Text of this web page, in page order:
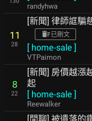
randyhwa
11
28
[新聞] 律師誆騙
已刪文
[ home-sale ]
VTPaimon
8
22
[新聞] 房價越漲
起
[ home-sale ]
Reewalker
[閒聊] 被遺落的